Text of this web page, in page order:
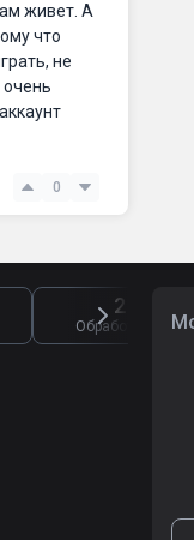
живет. А
что
не
0
2 722
Обработано